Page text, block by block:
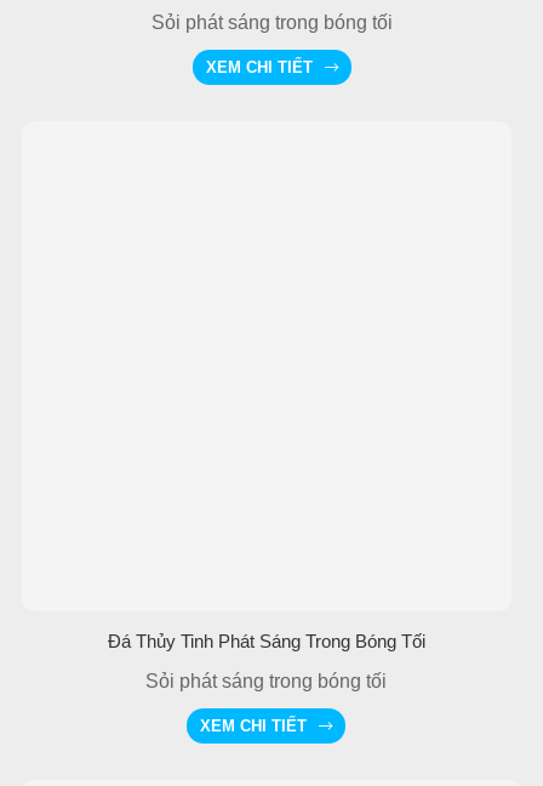
Sỏi phát sáng trong bóng tối
XEM CHI TIẾT
Đá Thủy Tinh Phát Sáng Trong Bóng Tối
Sỏi phát sáng trong bóng tối
XEM CHI TIẾT